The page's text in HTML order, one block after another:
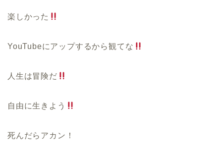
楽しかった
YouTubeにアップするから観てな
人生は冒険だ
自由に生きよう
死んだらアカン！